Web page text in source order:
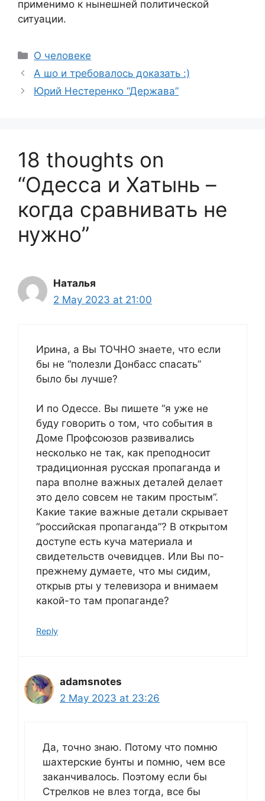
применимо к нынешней политической
ситуации.
Categories
О человеке
А шо и требовалось доказать :)
Юрий Нестеренко “Держава”
18 thoughts on
“Одесса и Хатынь –
когда сравнивать не
нужно”
Наталья
2 May 2023 at 21:00
Ирина, а Вы ТОЧНО знаете, что если
бы не “полезли Донбасс спасать”
было бы лучше?
И по Одессе. Вы пишете “я уже не
буду говорить о том, что события в
Доме Профсоюзов развивались
несколько не так, как преподносит
традиционная русская пропаганда и
пара вполне важных деталей делает
это дело совсем не таким простым”.
Какие такие важные детали скрывает
“российская пропаганда”? В открытом
доступе есть куча материала и
свидетельств очевидцев. Или Вы по-
прежнему думаете, что мы сидим,
открыв рты у телевизора и внимаем
какой-то там пропаганде?
Reply
adamsnotes
2 May 2023 at 23:26
Да, точно знаю. Потому что помню
шахтерские бунты и помню, чем все
заканчивалось. Поэтому если бы
Стрелков не влез тогда, все бы